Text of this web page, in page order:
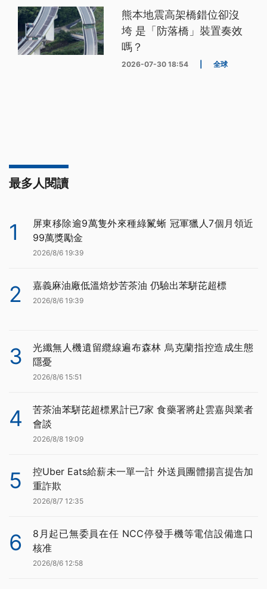
熊本地震高架橋錯位卻沒
垮 是「防落橋」裝置奏效
嗎？
2026-07-30 18:54 全球
最多人閱讀
1
屏東移除逾9萬隻外來種綠鬣蜥 冠軍獵人7個月領近
99萬獎勵金
2026/8/6 19:39
2 嘉義麻油廠低溫焙炒苦茶油 仍驗出苯駢芘超標
2026/8/6 19:39
3
光纖無人機遺留纜線遍布森林 烏克蘭指控造成生態
隱憂
2026/8/6 15:51
4
苦茶油苯駢芘超標累計已7家 食藥署將赴雲嘉與業者
會談
2026/8/8 19:09
5
控Uber Eats給薪未一單一計 外送員團體揚言提告加
重詐欺
2026/8/7 12:35
6
8月起已無委員在任 NCC停發手機等電信設備進口
核准
2026/8/6 12:58